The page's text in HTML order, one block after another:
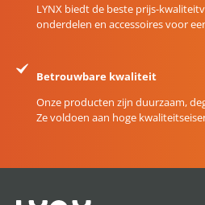
LYNX biedt de beste prijs-
onderdelen en accessoires voor
Betrouwbare kwaliteit
Onze producten zijn duurzaam,
Ze voldoen aan hoge